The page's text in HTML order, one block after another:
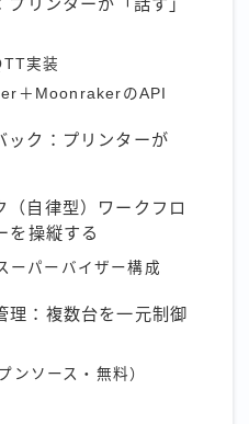
リンターが「話す」
実装
＋MoonrakerのAPI
ック：プリンターが
（自律型）ワークフロ
を操縦する
ーパーバイザー構成
理：複数台を一元制御
ンソース・無料）